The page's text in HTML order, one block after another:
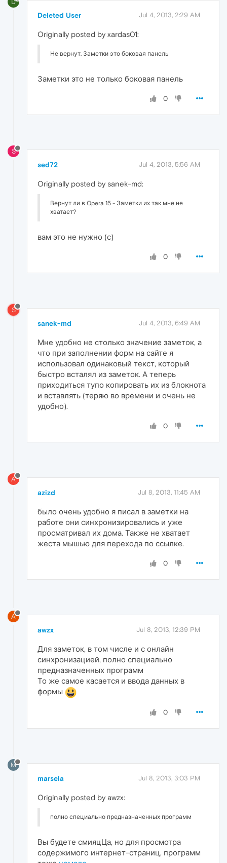
D
Deleted User Jul 4, 2013, 2:29 AM
Originally posted by xardas01:
Не вернут. Заметки это боковая панель
Заметки это не только боковая панель
0
S
sed72 Jul 4, 2013, 5:56 AM
Originally posted by sanek-md:
Вернут ли в Opera 15 - Заметки их так мне не
хватает?
вам это не нужно (с)
0
S
sanek-md Jul 4, 2013, 6:49 AM
Мне удобно не столько значение заметок, а
что при заполнении форм на сайте я
использовал одинаковый текст, который
быстро всталял из заметок. А теперь
приходиться тупо копировать их из блокнота
и вставлять (теряю во времени и очень не
удобно).
0
A
azizd Jul 8, 2013, 11:45 AM
было очень удобно я писал в заметки на
работе они синхронизировались и уже
просматривал их дома. Также не хватает
жеста мышью для перехода по ссылке.
0
A
awzx Jul 8, 2013, 12:39 PM
Для заметок, в том числе и с онлайн
синхронизацией, полно специально
предназначенных программ
То же самое касается и ввода данных в
формы
0
M
marsela Jul 8, 2013, 3:03 PM
Originally posted by awzx:
полно специально предназначенных программ
Вы будете смияцЦа, но для просмотра
содержимого интернет-страниц, программ